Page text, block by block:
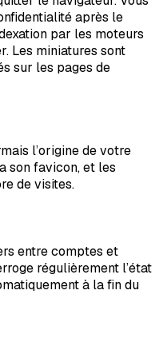
après le
par les moteurs
Les miniatures sont
sur les pages de
l’origine de votre
son favicon, et les
de visites.
entre comptes et
régulièrement l’état
à la fin du